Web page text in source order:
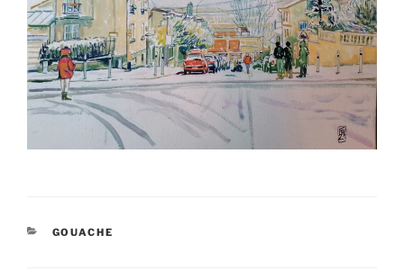
CATÉGORIES
GOUACHE